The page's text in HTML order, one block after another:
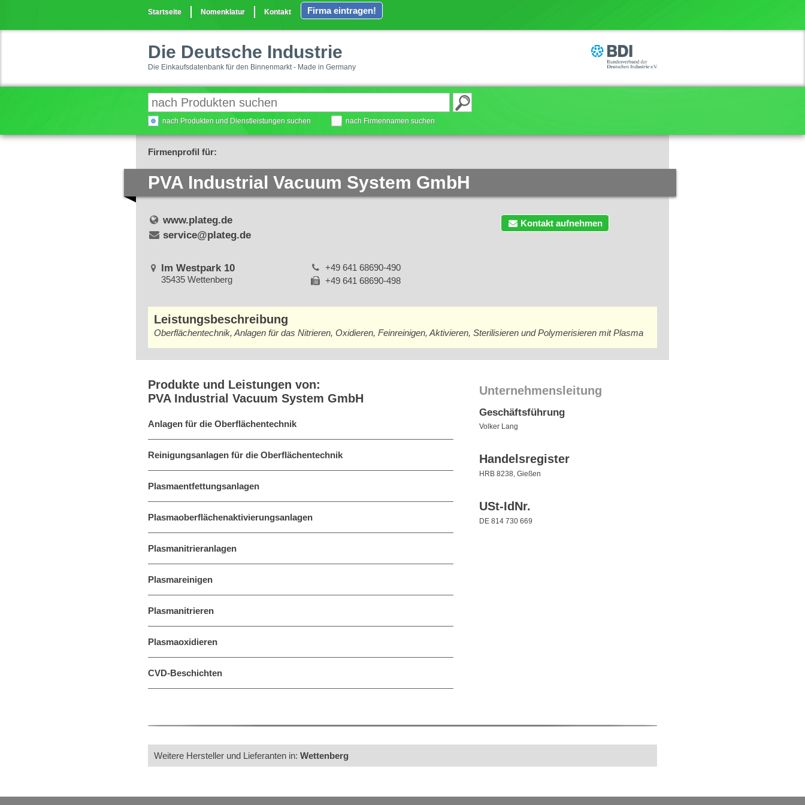
Startseite Nomenklatur Kontakt Firma eintragen!
Die Deutsche Industrie
Die Einkaufsdatenbank für den Binnenmarkt - Made in Germany
nach Produkten und Dienstleistungen suchen nach Firmennamen suchen
Firmenprofil für:
PVA Industrial Vacuum System GmbH
Kontakt aufnehmen
www.plateg.de
service@plateg.de
Im Westpark 10
35435 Wettenberg
+49 641 68690-490
+49 641 68690-498
Leistungsbeschreibung
Oberflächentechnik, Anlagen für das Nitrieren, Oxidieren, Feinreinigen, Aktivieren, Sterilisieren und Polymerisieren mit Plasma
Produkte und Leistungen von:
PVA Industrial Vacuum System GmbH
Anlagen für die Oberflächentechnik
Reinigungsanlagen für die Oberflächentechnik
Plasmaentfettungsanlagen
Plasmaoberflächenaktivierungsanlagen
Plasmanitrieranlagen
Plasmareinigen
Plasmanitrieren
Plasmaoxidieren
CVD-Beschichten
Unternehmensleitung
Geschäftsführung
Volker Lang
Handelsregister
HRB 8238, Gießen
USt-IdNr.
DE 814 730 669
Weitere Hersteller und Lieferanten in: Wettenberg